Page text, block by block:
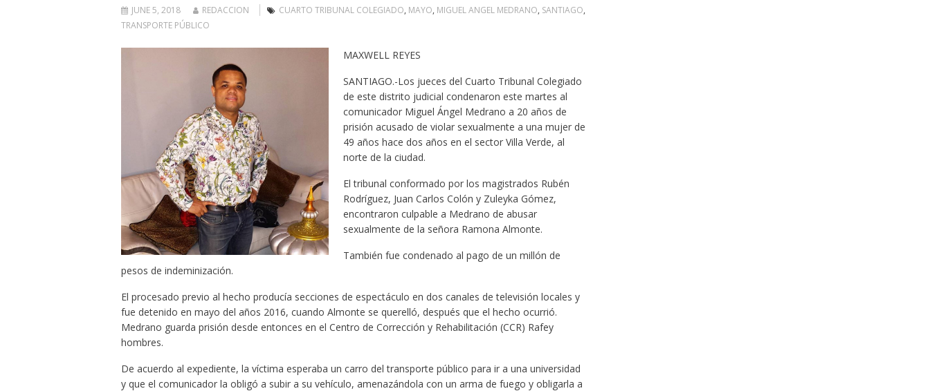
JUNE 5, 2018 REDACCION CUARTO TRIBUNAL COLEGIADO, MAYO, MIGUEL ANGEL MEDRANO, SANTIAGO,
TRANSPORTE PÚBLICO
MAXWELL REYES
SANTIAGO.-Los jueces del Cuarto Tribunal Colegiado
de este distrito judicial condenaron este martes al
comunicador Miguel Ángel Medrano a 20 años de
prisión acusado de violar sexualmente a una mujer de
49 años hace dos años en el sector Villa Verde, al
norte de la ciudad.
El tribunal conformado por los magistrados Rubén
Rodríguez, Juan Carlos Colón y Zuleyka Gómez,
encontraron culpable a Medrano de abusar
sexualmente de la señora Ramona Almonte.
También fue condenado al pago de un millón de
pesos de indeminización.
El procesado previo al hecho producía secciones de espectáculo en dos canales de televisión locales y
fue detenido en mayo del años 2016, cuando Almonte se querelló, después que el hecho ocurrió.
Medrano guarda prisión desde entonces en el Centro de Corrección y Rehabilitación (CCR) Rafey
hombres.
De acuerdo al expediente, la víctima esperaba un carro del transporte público para ir a una universidad
y que el comunicador la obligó a subir a su vehículo, amenazándola con un arma de fuego y obligarla a